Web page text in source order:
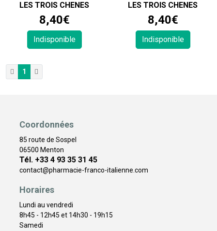
LES TROIS CHENES
8,40€
Indisponible
LES TROIS CHENES
8,40€
Indisponible
1
Coordonnées
85 route de Sospel
06500 Menton
Tél. +33 4 93 35 31 45
contact@pharmacie-franco-italienne.com
Horaires
Lundi au vendredi
8h45 - 12h45 et 14h30 - 19h15
Samedi